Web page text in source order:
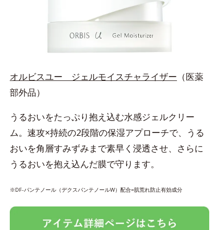
オルビスユー ジェルモイスチャライザー （医薬
部外品）
うるおいをたっぷり抱え込む水感ジェルクリー
ム。速攻×持続の2段階の保湿アプローチで、うる
おいを角層すみずみまで素早く浸透させ、さらに
うるおいを抱え込んだ膜で守ります。
※DF-パンテノール（デクスパンテノールW）配合=肌荒れ防止有効成分